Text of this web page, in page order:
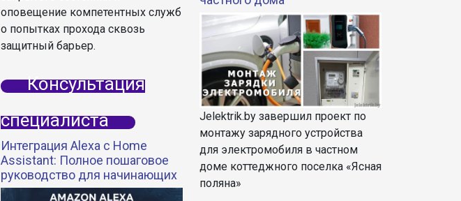
оповещение компетентных служб
о попытках прохода сквозь
защитный барьер.
Консультация
специалиста
Интеграция Alexa с Home
Assistant: Полное пошаговое
руководство для начинающих
Jelektrik.by завершил проект по
монтажу зарядного устройства
для электромобиля в частном
доме коттеджного поселка «Ясная
поляна»